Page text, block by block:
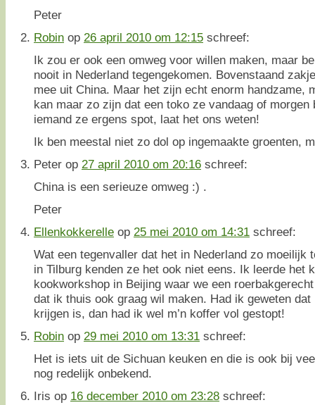
Peter
Robin op 26 april 2010 om 12:15 schreef:
Ik zou er ook een omweg voor willen maken, maar
nooit in Nederland tegengekomen. Bovenstaand
mee uit China. Maar het zijn echt enorm handzame,
kan maar zo zijn dat een toko ze vandaag of morgen
iemand ze ergens spot, laat het ons weten!
Ik ben meestal niet zo dol op ingemaakte groenten,
Peter op 27 april 2010 om 20:16 schreef:
China is een serieuze omweg :) .
Peter
Ellenkokkerelle op 25 mei 2010 om 14:31 schreef:
Wat een tegenvaller dat het in Nederland zo moeilijk
in Tilburg kenden ze het ook niet eens. Ik leerde het
kookworkshop in Beijing waar we een
dat ik thuis ook graag wil maken. Had ik geweten
krijgen is, dan had ik wel m’n koffer vol gestopt!
Robin op 29 mei 2010 om 13:31 schreef:
Het is iets uit de Sichuan keuken en die is ook bij
nog redelijk onbekend.
Iris op 16 december 2010 om 23:28 schreef: